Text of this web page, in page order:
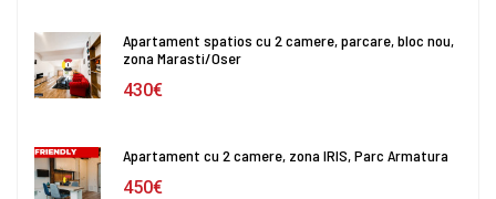
Apartament spatios cu 2 camere, parcare, bloc nou,
zona Marasti/Oser
430€
Apartament cu 2 camere, zona IRIS, Parc Armatura
450€